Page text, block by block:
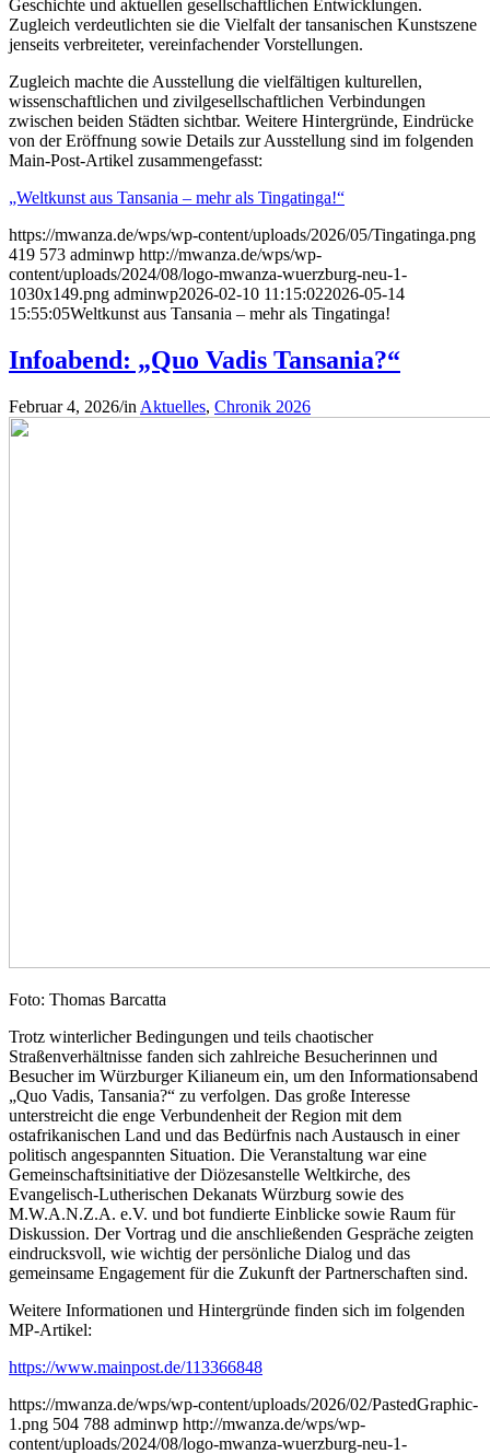
Geschichte und aktuellen gesellschaftlichen Entwicklungen.
Zugleich verdeutlichten sie die Vielfalt der tansanischen Kunstszene
jenseits verbreiteter, vereinfachender Vorstellungen.
Zugleich machte die Ausstellung die vielfältigen kulturellen,
wissenschaftlichen und zivilgesellschaftlichen Verbindungen
zwischen beiden Städten sichtbar. Weitere Hintergründe, Eindrücke
von der Eröffnung sowie Details zur Ausstellung sind im folgenden
Main-Post-Artikel zusammengefasst:
„Weltkunst aus Tansania – mehr als Tingatinga!“
https://mwanza.de/wps/wp-content/uploads/2026/05/Tingatinga.png
419 573 adminwp http://mwanza.de/wps/wp-
content/uploads/2024/08/logo-mwanza-wuerzburg-neu-1-
1030x149.png adminwp2026-02-10 11:15:022026-05-14
15:55:05Weltkunst aus Tansania – mehr als Tingatinga!
Infoabend: „Quo Vadis Tansania?“
Februar 4, 2026/in Aktuelles, Chronik 2026
Foto: Thomas Barcatta
Trotz winterlicher Bedingungen und teils chaotischer
Straßenverhältnisse fanden sich zahlreiche Besucherinnen und
Besucher im Würzburger Kilianeum ein, um den Informationsabend
„Quo Vadis, Tansania?“ zu verfolgen. Das große Interesse
unterstreicht die enge Verbundenheit der Region mit dem
ostafrikanischen Land und das Bedürfnis nach Austausch in einer
politisch angespannten Situation. Die Veranstaltung war eine
Gemeinschaftsinitiative der Diözesanstelle Weltkirche, des
Evangelisch-Lutherischen Dekanats Würzburg sowie des
M.W.A.N.Z.A. e.V. und bot fundierte Einblicke sowie Raum für
Diskussion. Der Vortrag und die anschließenden Gespräche zeigten
eindrucksvoll, wie wichtig der persönliche Dialog und das
gemeinsame Engagement für die Zukunft der Partnerschaften sind.
Weitere Informationen und Hintergründe finden sich im folgenden
MP-Artikel:
https://www.mainpost.de/113366848
https://mwanza.de/wps/wp-content/uploads/2026/02/PastedGraphic-
1.png 504 788 adminwp http://mwanza.de/wps/wp-
content/uploads/2024/08/logo-mwanza-wuerzburg-neu-1-